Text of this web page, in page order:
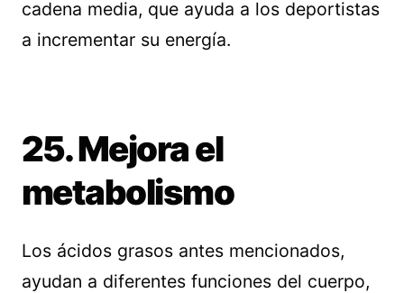
cadena media, que ayuda a los deportistas
a incrementar su energía.
25. Mejora el
metabolismo
Los ácidos grasos antes mencionados,
ayudan a diferentes funciones del cuerpo,